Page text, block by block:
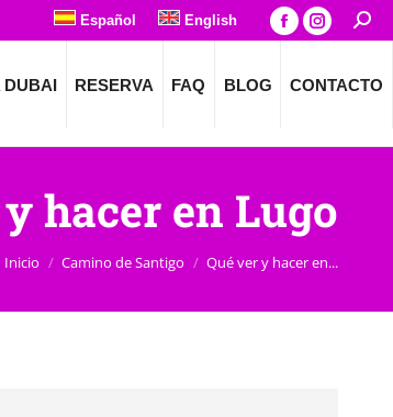
Español English
La
Facebook
abre
una
ventana
nueva
La
abre
una
ventana
nueva
DUBAI RESERVA FAQ BLOG CONTACTO
hacer en Lugo
Estás aquí:
Inicio Camino de Santigo Qué ver y hacer en...